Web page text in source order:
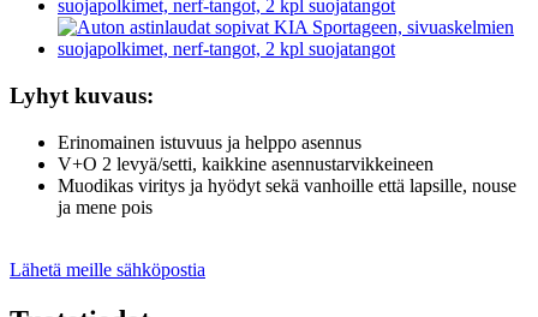
Lyhyt kuvaus:
Erinomainen istuvuus ja helppo asennus
V+O 2 levyä/setti, kaikkine asennustarvikkeineen
Muodikas viritys ja hyödyt sekä vanhoille että lapsille, nouse
ja mene pois
Lähetä meille sähköpostia